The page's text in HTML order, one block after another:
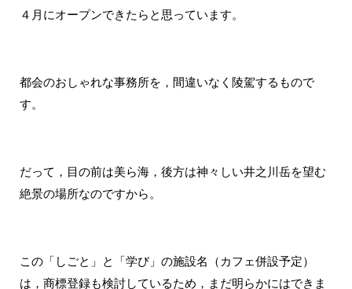
４月にオープンできたらと思っています。
都会のおしゃれな事務所を，間違いなく陵駕するもので
す。
だって，目の前は美ら海，後方は神々しい井之川岳を望む
絶景の場所なのですから。
この「しごと」と「学び」の施設名（カフェ併設予定）
は，商標登録も検討しているため，まだ明らかにはできま